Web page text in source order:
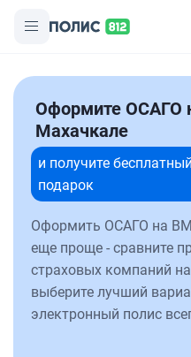
Оформите ОСАГО
Махачкале
и получите
подарок
Оформить ОСАГО на
еще проще - сравните
страховых компаний
выберите лучший
электронный полис